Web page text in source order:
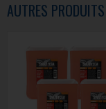
AUTRES PRODUITS